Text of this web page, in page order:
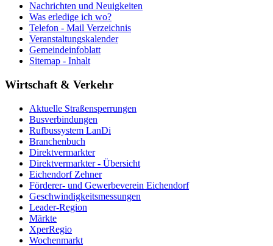
Nachrichten und Neuigkeiten
Was erledige ich wo?
Telefon - Mail Verzeichnis
Veranstaltungskalender
Gemeindeinfoblatt
Sitemap - Inhalt
Wirtschaft & Verkehr
Aktuelle Straßensperrungen
Busverbindungen
Rufbussystem LanDi
Branchenbuch
Direktvermarkter
Direktvermarkter - Übersicht
Eichendorf Zehner
Förderer- und Gewerbeverein Eichendorf
Geschwindigkeitsmessungen
Leader-Region
Märkte
XperRegio
Wochenmarkt